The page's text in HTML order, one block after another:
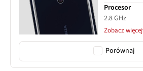
Procesor
2.8 GHz
Zobacz więcej
Porównaj